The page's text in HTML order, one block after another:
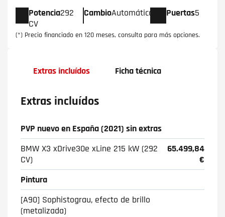
Potencia292
CV
CambioAutomático Puertas5
(*) Precio financiado en 120 meses, consulta para más opciones.
Extras incluídos Ficha técnica
Extras incluídos
PVP nuevo en España (2021) sin extras
BMW X3 xDrive30e xLine 215 kW (292
CV)
65.499,84
€
Pintura
[A90] Sophistograu, efecto de brillo
(metalizada)